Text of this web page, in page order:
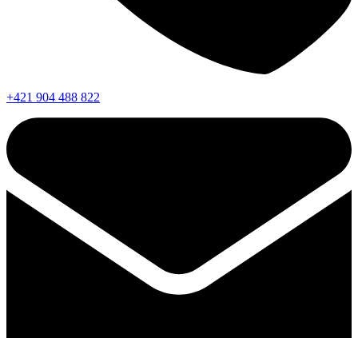
+421 904 488 822